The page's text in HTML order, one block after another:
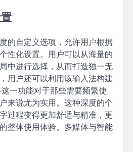
的自定义选项，允许用户根据
性化设置。用户可以从海量的
中进行选择，从而打造独一无
用户还可以利用该输入法构建
一功能对于那些需要频繁使
来说尤为实用。这种深度的个
过程变得更加舒适与精准，更
整体使用体验。多媒体与智能